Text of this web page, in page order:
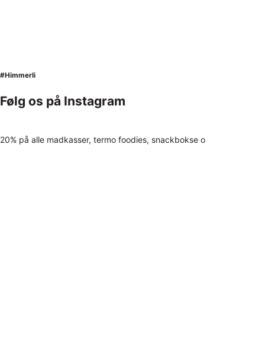
#Himmerli
Følg os på Instagram
20% på alle madkasser, termo foodies, snackbokse o